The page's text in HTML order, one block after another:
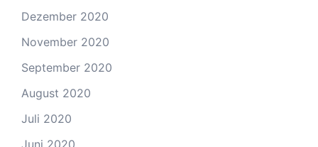
Dezember 2020
November 2020
September 2020
August 2020
Juli 2020
Juni 2020